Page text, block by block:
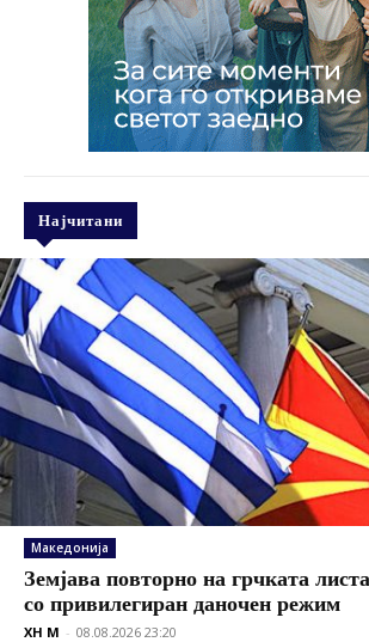
Најчитани
Македонија
Земјава повторно на грчката
со привилегиран даночен режим
XH M - 08.08.2026 23:20